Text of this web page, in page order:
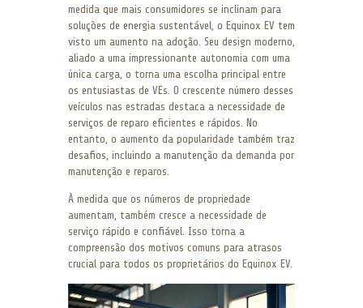
medida que mais consumidores se inclinam para
soluções de energia sustentável, o Equinox EV tem
visto um aumento na adoção. Seu design moderno,
aliado a uma impressionante autonomia com uma
única carga, o torna uma escolha principal entre
os entusiastas de VEs. O crescente número desses
veículos nas estradas destaca a necessidade de
serviços de reparo eficientes e rápidos. No
entanto, o aumento da popularidade também traz
desafios, incluindo a manutenção da demanda por
manutenção e reparos.
À medida que os números de propriedade
aumentam, também cresce a necessidade de
serviço rápido e confiável. Isso torna a
compreensão dos motivos comuns para atrasos
crucial para todos os proprietários do Equinox EV.